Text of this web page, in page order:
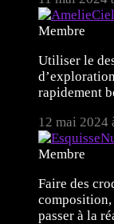
Membre
Utiliser le
rapidement
12 mai 2024
Membre
Faire des
composition,
passer à la